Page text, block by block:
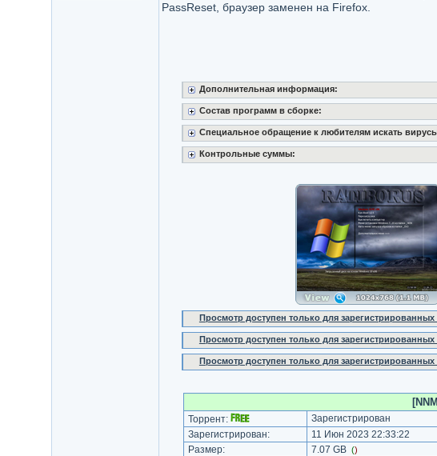
PassReset, браузер заменен на Firefox.
Дополнительная информация:
Состав программ в сборке:
Специальное обращение к любителям искать
Контрольные суммы:
Просмотр доступен только для зарегистрированных
Просмотр доступен только для зарегистрированных
Просмотр доступен только для зарегистрированных
Торрент:
Зарегистрирован
Зарегистрирован:
11 Июн 2023 22:33:22
Размер:
7.07 GB ()